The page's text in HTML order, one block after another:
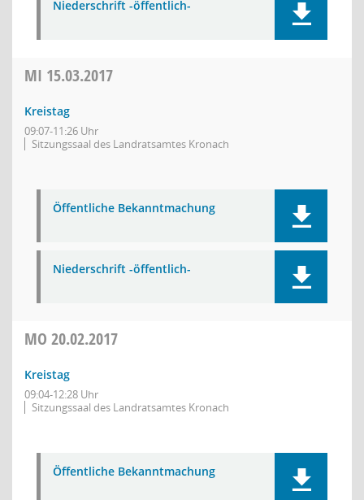
Niederschrift -öffentlich-
MI 15.03.2017
Kreistag
09:07-11:26 Uhr
Sitzungssaal des Landratsamtes Kronach
Öffentliche Bekanntmachung
Niederschrift -öffentlich-
MO 20.02.2017
Kreistag
09:04-12:28 Uhr
Sitzungssaal des Landratsamtes Kronach
Öffentliche Bekanntmachung